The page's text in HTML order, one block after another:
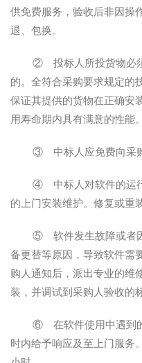
供免费服务，验收后非因操
退、包换。
② 投标人所投货物必
的。全符合采购要求规定的
保证其提供的货物在正确安
用寿命期内具有满意的性能。
③ 中标人应免费向采购
④ 中标人对软件的运
的上门安装维护。修复或重
⑤ 软件发生故障或者
备更替等原因，导致软件需
购人通知后，派出专业的维
装，并调试到采购人验收的
⑥ 在软件使用中遇到
时内给予响应及至上门服务。